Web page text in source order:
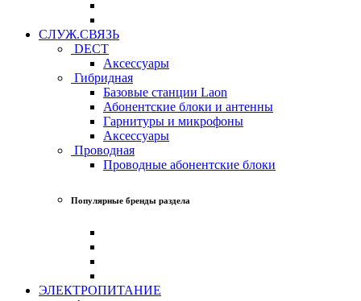
СЛУЖ.СВЯЗЬ
DECT
Аксессуары
Гибридная
Базовые станции Laon
Абонентские блоки и антенны
Гарнитуры и микрофоны
Аксессуары
Проводная
Проводные абонентские блоки
Популярные бренды раздела
ЭЛЕКТРОПИТАНИЕ